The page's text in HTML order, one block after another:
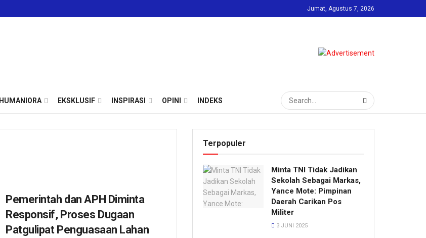
Jumat, Agustus 7, 2026
HUMANIORA EKSKLUSIF INSPIRASI OPINI INDEKS
Pemerintah dan APH Diminta
Responsif, Proses Dugaan
Patgulipat Penguasaan Lahan
Terpopuler
Minta TNI Tidak Jadikan
Sekolah Sebagai Markas,
Yance Mote: Pimpinan
Daerah Carikan Pos
Militer
3 JUNI 2025